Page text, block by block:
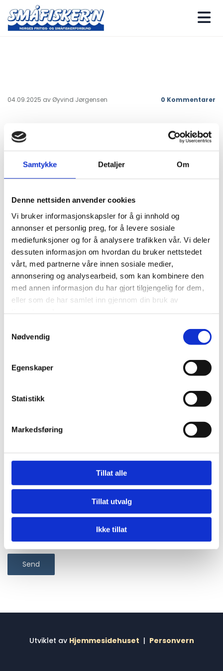
Samtykke Detaljer Om
Denne nettsiden anvender cookies
Vi bruker informasjonskapsler for å gi innhold og
annonser et personlig preg, for å levere sosiale
mediefunksjoner og for å analysere trafikken vår. Vi deler
dessuten informasjon om hvordan du bruker nettstedet
vårt, med partnerne våre innen sosiale medier,
annonsering og analysearbeid, som kan kombinere den
med annen informasjon du har gjort tilgjengelig for dem,
eller som de har samlet inn gjennom din bruk av
Nødvendig
Egenskaper
Statistikk
Markedsføring
Tillat alle
Tillat utvalg
Ikke tillat
04.09.2025 av Øyvind Jørgensen 0 Kommentarer
Kristiansand
Møteprogram Høst 2025 er klart
Alle fiskeinterresserte velkommen til informasjon og
0 Feed
Skriv en kommentar
E-post:
Utviklet av Hjemmesidehuset | Personvern